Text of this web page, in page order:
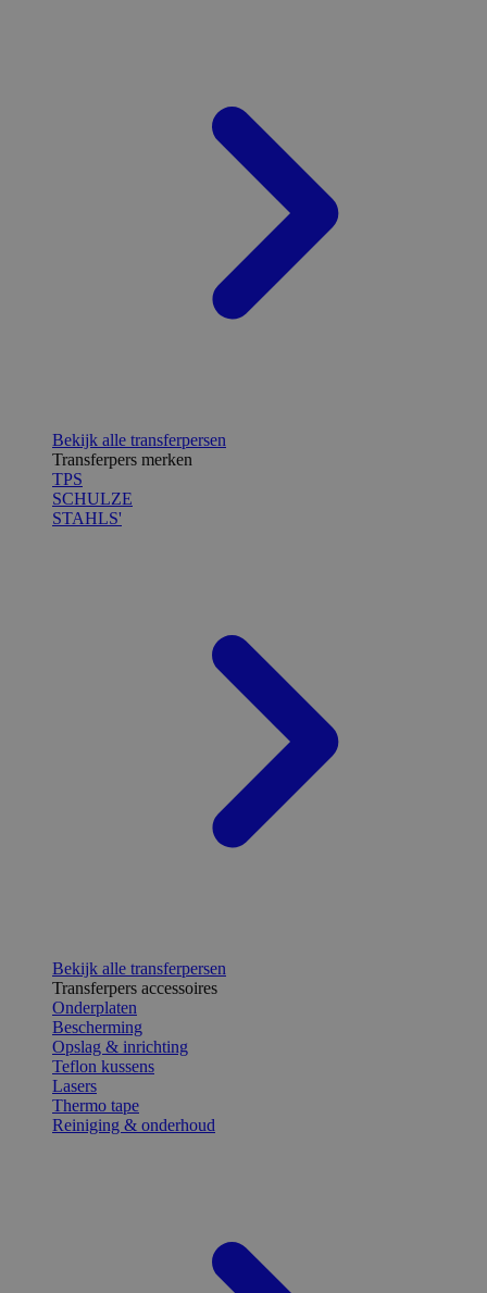
Bekijk alle transferpersen
Transferpers merken
TPS
SCHULZE
STAHLS'
Bekijk alle transferpersen
Transferpers accessoires
Onderplaten
Bescherming
Opslag & inrichting
Teflon kussens
Lasers
Thermo tape
Reiniging & onderhoud